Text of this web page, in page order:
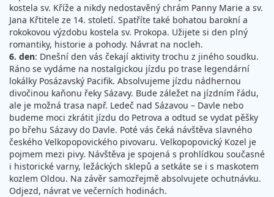
kostela sv. Kříže a nikdy nedostavěný chrám Panny Marie a sv.
Jana Křtitele ze 14. století. Spatříte také bohatou barokní a
rokokovou výzdobu kostela sv. Prokopa. Užijete si den plný
romantiky, historie a pohody. Návrat na nocleh.
6. den: Dnešní den vás čekají aktivity trochu z jiného soudku.
Ráno se vydáme na nostalgickou jízdu po trase legendární
lokálky Posázavský Pacifik. Absolvujeme jízdu nádhernou
divočinou kaňonu řeky Sázavy. Bude záležet na jízdním řádu,
ale je možná trasa např. Ledeč nad Sázavou – Davle nebo
budeme moci zkrátit jízdu do Petrova a odtud se vydat pěšky
po břehu Sázavy do Davle. Poté vás čeká návštěva slavného
českého Velkopopovického pivovaru. Velkopopovický Kozel je
pojmem mezi pivy. Návštěva je spojená s prohlídkou současné
i historické varny, ležáckých sklepů a setkáte se i s maskotem
kozlem Oldou. Na závěr samozřejmě absolvujete ochutnávku.
Odjezd, návrat ve večerních hodinách.